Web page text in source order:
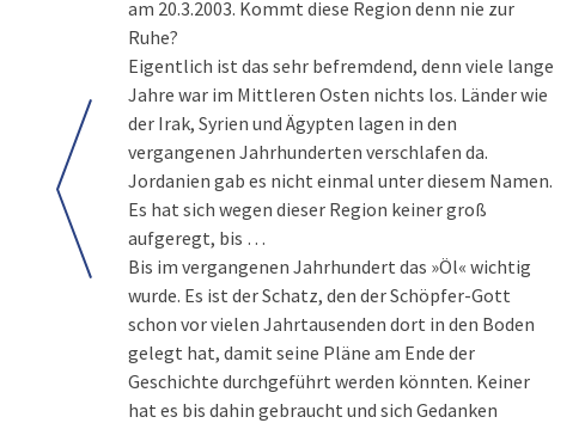
am 20.3.2003. Kommt diese Region denn nie zur
Ruhe?
Eigentlich ist das sehr befremdend, denn viele lange
Jahre war im Mittleren Osten nichts los. Länder wie
der Irak, Syrien und Ägypten lagen in den
vergangenen Jahrhunderten verschlafen da.
Jordanien gab es nicht einmal unter diesem Namen.
Es hat sich wegen dieser Region keiner groß
aufgeregt, bis …
Bis im vergangenen Jahrhundert das »Öl« wichtig
wurde. Es ist der Schatz, den der Schöpfer-Gott
schon vor vielen Jahrtausenden dort in den Boden
gelegt hat, damit seine Pläne am Ende der
Geschichte durchgeführt werden könnten. Keiner
hat es bis dahin gebraucht und sich Gedanken